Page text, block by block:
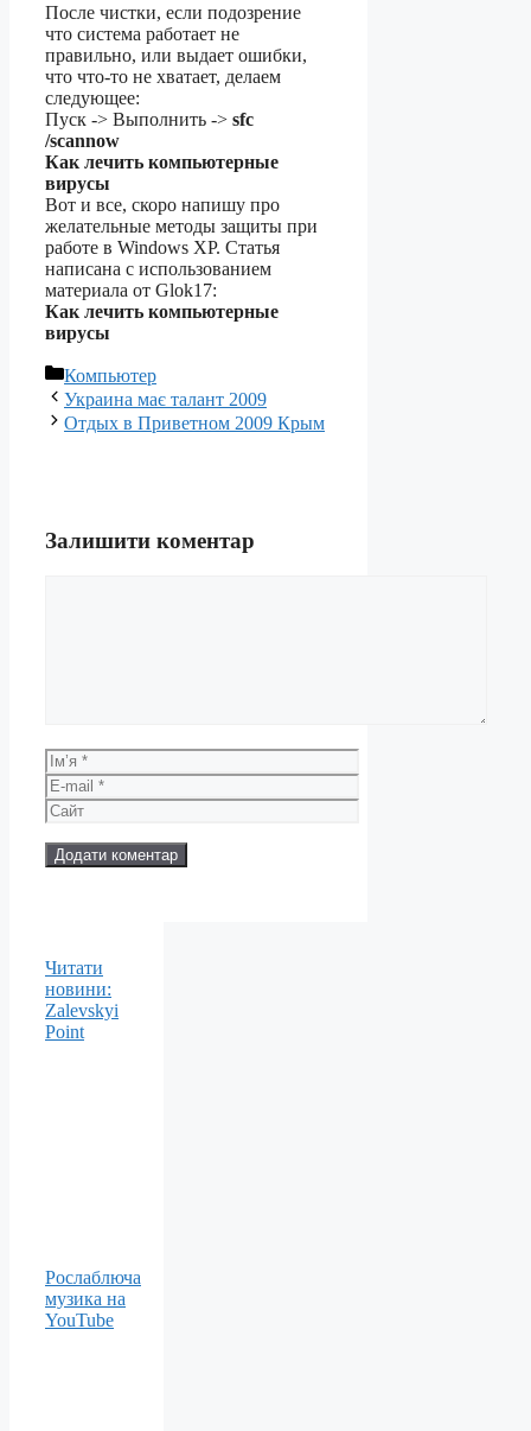
После чистки, если подозрение
что система работает не
правильно, или выдает ошибки,
что что-то не хватает, делаем
следующее:
Пуск -> Выполнить -> sfc
/scannow
Как лечить компьютерные
вирусы
Вот и все, скоро напишу про
желательные методы защиты при
работе в Windows XP. Статья
написана с использованием
материала от Glok17:
Как лечить компьютерные
вирусы
Категорії
Компьютер
Украина має талант 2009
Отдых в Приветном 2009 Крым
Залишити коментар
Ім’я
E-
mail
Сайт
Читати
новини:
Zalevskyi
Point
Рослаблюча
музика на
YouTube